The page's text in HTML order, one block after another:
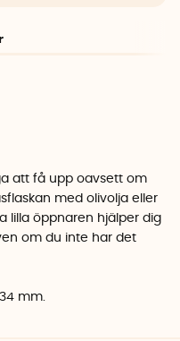
att få upp oavsett om
med olivolja eller
lilla öppnaren hjälper dig
om du inte har det
mm.